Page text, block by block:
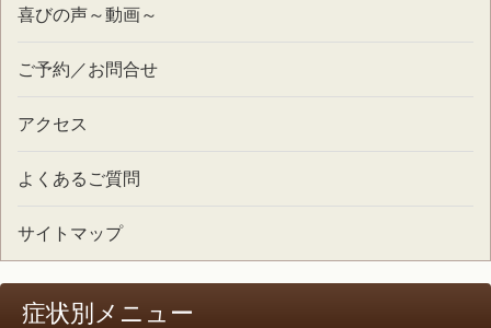
喜びの声～動画～
ご予約／お問合せ
アクセス
よくあるご質問
サイトマップ
症状別メニュー